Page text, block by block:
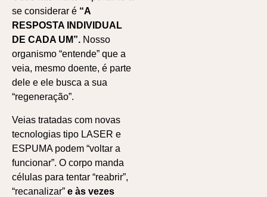
se considerar é “A
RESPOSTA INDIVIDUAL
DE CADA UM”. Nosso
organismo “entende” que a
veia, mesmo doente, é parte
dele e ele busca a sua
“regeneração”.
Veias tratadas com novas
tecnologias tipo LASER e
ESPUMA podem “voltar a
funcionar”. O corpo manda
células para tentar “reabrir”,
“recanalizar” e às vezes